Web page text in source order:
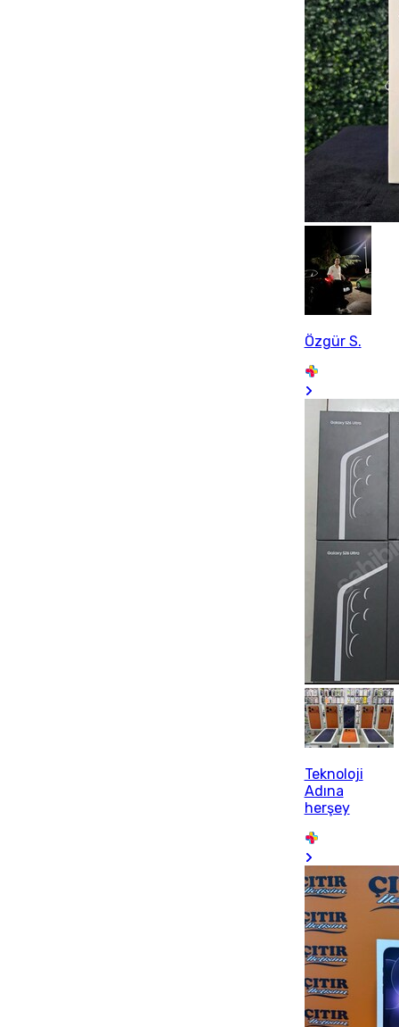
Özgür S.
Teknoloji
Adına
herşey